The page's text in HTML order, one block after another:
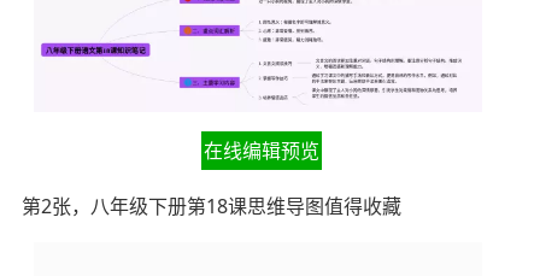
在线编辑预览
第2张，八年级下册第18课思维导图值得收藏